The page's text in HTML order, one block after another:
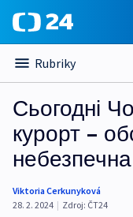
Rubriky
Сьогодні
курорт –
Viktoria Cerkunyková
28. 2. 2024 | Zdroj: ČT24